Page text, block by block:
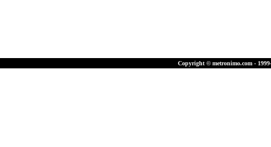
Copyright © metronimo.com -